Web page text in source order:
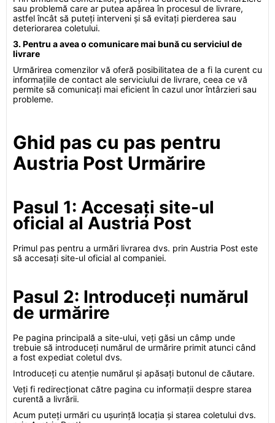
sau problemă care ar putea apărea în procesul de livrare,
astfel încât să puteți interveni și să evitați pierderea sau
deteriorarea coletului.
3. Pentru a avea o comunicare mai bună cu serviciul de
livrare
Urmărirea comenzilor vă oferă posibilitatea de a fi la curent cu
informațiile de contact ale serviciului de livrare, ceea ce vă
permite să comunicați mai eficient în cazul unor întârzieri sau
probleme.
Ghid pas cu pas pentru
Austria Post Urmărire
Pasul 1: Accesați site-ul
oficial al Austria Post
Primul pas pentru a urmări livrarea dvs. prin Austria Post este
să accesați site-ul oficial al companiei.
Pasul 2: Introduceți numărul
de urmărire
Pe pagina principală a site-ului, veți găsi un câmp unde
trebuie să introduceți numărul de urmărire primit atunci când
a fost expediat coletul dvs.
Introduceți cu atenție numărul și apăsați butonul de căutare.
Veți fi redirecționat către pagina cu informații despre starea
curentă a livrării.
Acum puteți urmări cu ușurință locația și starea coletului dvs.